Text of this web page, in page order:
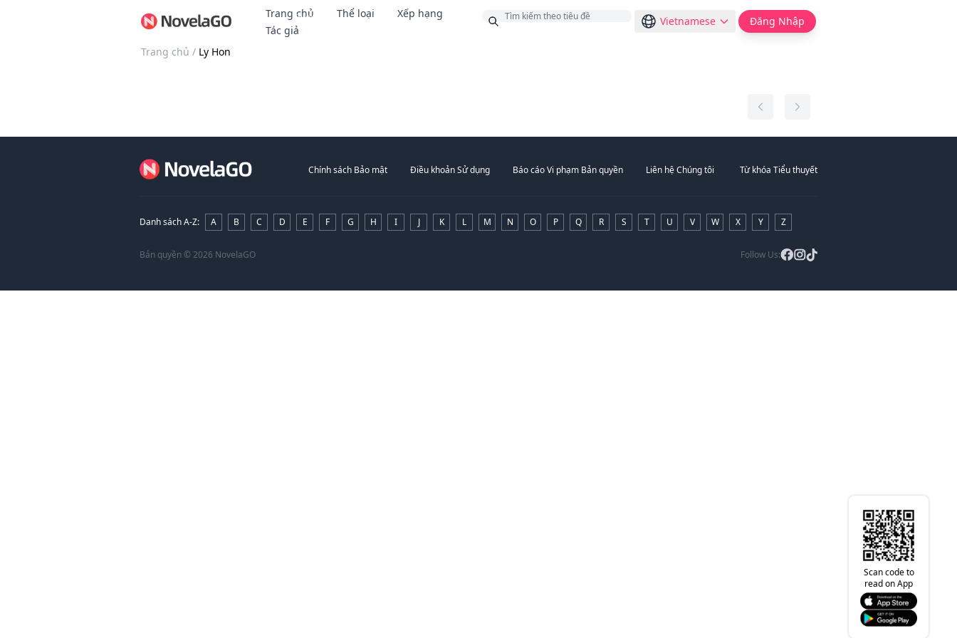
Trang chủ Thể loại
Xếp hạng
Tác giả
Thưởng Vietnamese Đăng Nhập
Trang chủ / Ly Hon
Chính sách Bảo mật Điều khoản Sử dụng Báo cáo Vi phạm Bản quyền Liên hệ Chúng tôi Từ khóa Tiểu thuyết
Danh sách A-Z: A B C D E F G H I J K L M N O P Q R S T U V W X Y Z
Bản quyền© 2026 NovelaGO Follow Us:
Scan code to
read on App